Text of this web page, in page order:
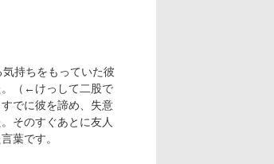
持ちをもっていた彼
。（←けっして二股で
でに彼を諦め、失意
そのすぐあとに友人
葉です。